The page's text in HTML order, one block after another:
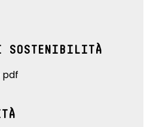
SOSTENIBILITÀ
pdf